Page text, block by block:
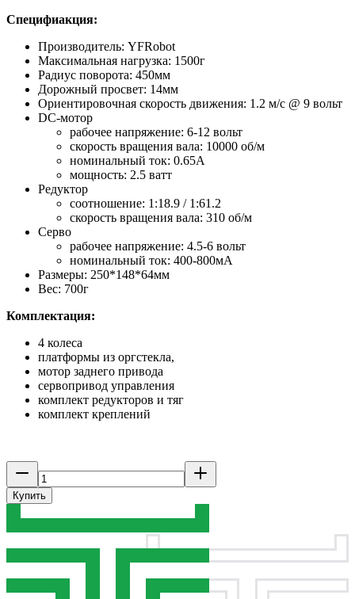
Специфиакция:
Производитель: YFRobot
Максимальная нагрузка: 1500г
Радиус поворота: 450мм
Дорожный просвет: 14мм
Ориентировочная скорость движения: 1.2 м/с @ 9 вольт
DC-мотор
рабочее напряжение: 6-12 вольт
скорость вращения вала: 10000 об/м
номинальный ток: 0.65А
мощность: 2.5 ватт
Редуктор
соотношение: 1:18.9 / 1:61.2
скорость вращения вала: 310 об/м
Серво
рабочее напряжение: 4.5-6 вольт
номинальный ток: 400-800мА
Размеры: 250*148*64мм
Вес: 700г
Комплектация:
4 колеса
платформы из оргстекла,
мотор заднего привода
сервопривод управления
комплект редукторов и тяг
комплект креплений
Купить